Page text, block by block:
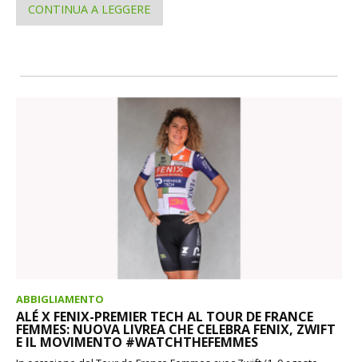
CONTINUA A LEGGERE
ABBIGLIAMENTO
ALÉ X FENIX-PREMIER TECH AL TOUR DE FRANCE
FEMMES: NUOVA LIVREA CHE CELEBRA FENIX, ZWIFT
E IL MOVIMENTO #WATCHTHEFEMMES